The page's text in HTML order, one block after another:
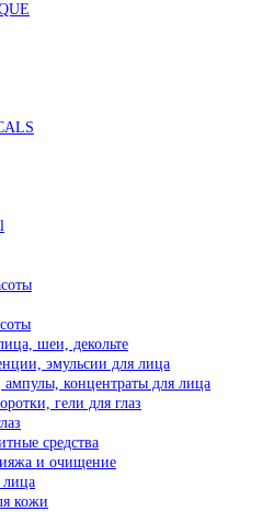
шеи, декольте
эмульсии для лица
концентраты для лица
гели для глаз
средства
и очищение
лица
кожи